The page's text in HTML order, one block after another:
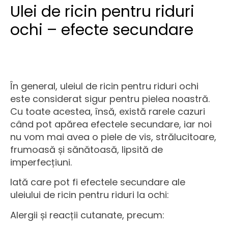
Ulei de ricin pentru riduri
ochi – efecte secundare
În general, uleiul de ricin pentru riduri ochi
este considerat sigur pentru pielea noastră.
Cu toate acestea, însă, există rarele cazuri
când pot apărea efectele secundare, iar noi
nu vom mai avea o piele de vis, strălucitoare,
frumoasă și sănătoasă, lipsită de
imperfecțiuni.
Iată care pot fi efectele secundare ale
uleiului de ricin pentru riduri la ochi:
Alergii și reacții cutanate, precum: